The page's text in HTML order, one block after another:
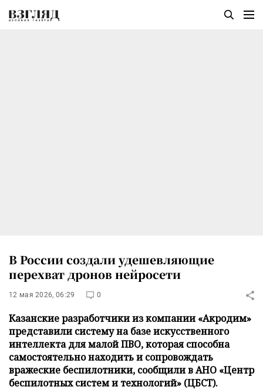
В России создали удешевляющие
перехват дронов нейросети
12 мая 2026, 06:29 0
Казанские разработчики из компании «Акродим»
представили систему на базе искусственного
интеллекта для малой ПВО, которая способна
самостоятельно находить и сопровождать
вражеские беспилотники, сообщили в АНО «Центр
беспилотных систем и технологий» (ЦБСТ).